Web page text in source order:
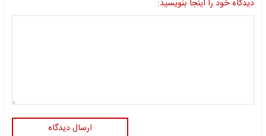
دیدگاه خود را اینجا بنویسید:
ارسال دیدگاه